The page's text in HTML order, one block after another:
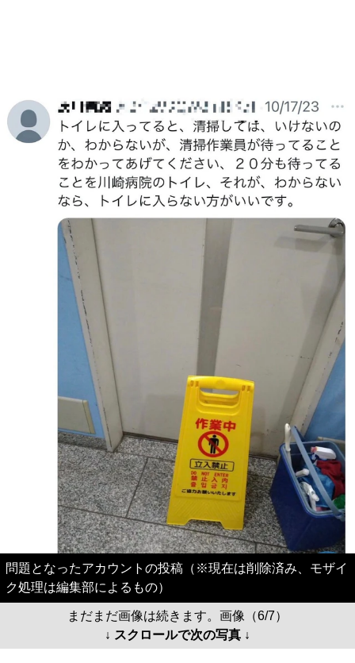
問題となったアカウントの投稿（※現在は削除済み、モザイ
ク処理は編集部によるもの）
まだまだ画像は続きます。画像（6/7）
↓ スクロールで次の写真 ↓